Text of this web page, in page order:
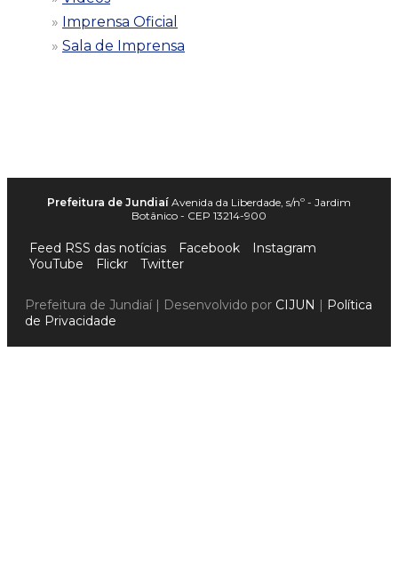
Imprensa Oficial
Sala de Imprensa
Prefeitura de Jundiaí Avenida da Liberdade, s/nº - Jardim
Botânico - CEP 13214-900
Feed RSS das notícias Facebook
Instagram
YouTube
Flickr Twitter
Prefeitura de Jundiaí | Desenvolvido por CIJUN
Política
de Privacidade